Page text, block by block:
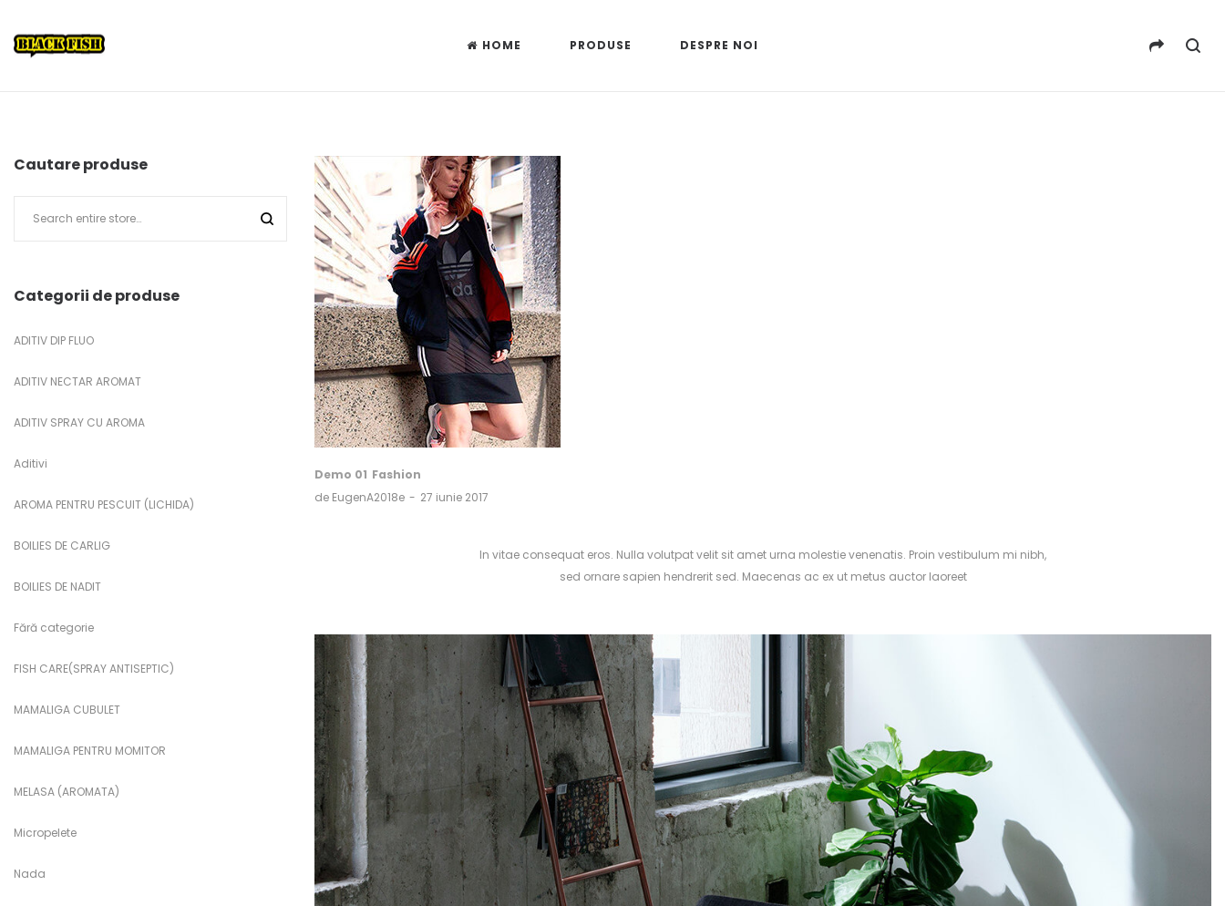
HOME PRODUSE DESPRE NOI
Demo 01 Fashion
de EugenA2018e 27 iunie 2017
In vitae consequat eros. Nulla volutpat velit sit amet urna molestie venenatis. Proin vestibulum mi nibh,
sed ornare sapien hendrerit sed. Maecenas ac ex ut metus auctor laoreet
Cautare produse
Categorii de produse
ADITIV DIP FLUO
ADITIV NECTAR AROMAT
ADITIV SPRAY CU AROMA
Aditivi
AROMA PENTRU PESCUIT (LICHIDA)
BOILIES DE CARLIG
BOILIES DE NADIT
Fără categorie
FISH CARE(SPRAY ANTISEPTIC)
MAMALIGA CUBULET
MAMALIGA PENTRU MOMITOR
MELASA (AROMATA)
Micropelete
Nada